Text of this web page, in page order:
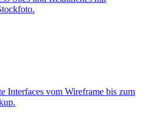
Interfaces vom Wireframe bis zum